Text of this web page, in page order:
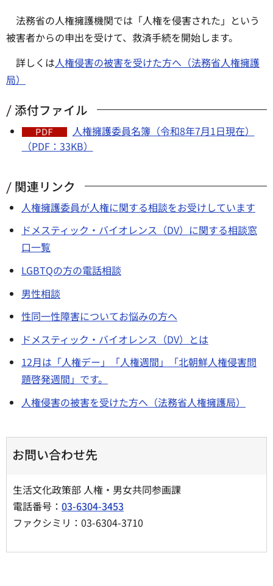
法務省の人権擁護機関では「人権を侵害された」という
被害者からの申出を受けて、救済手続を開始します。
詳しくは人権侵害の被害を受けた方へ（法務省人権擁護
局）
添付ファイル
人権擁護委員名簿（令和8年7月1日現在）
（PDF：33KB）
関連リンク
人権擁護委員が人権に関する相談をお受けしています
ドメスティック・バイオレンス（DV）に関する相談窓
口一覧
LGBTQの方の電話相談
男性相談
性同一性障害についてお悩みの方へ
ドメスティック・バイオレンス（DV）とは
12月は「人権デー」「人権週間」「北朝鮮人権侵害問
題啓発週間」です。
人権侵害の被害を受けた方へ（法務省人権擁護局）
お問い合わせ先
生活文化政策部 人権・男女共同参画課
電話番号： 03-6304-3453
ファクシミリ：03-6304-3710